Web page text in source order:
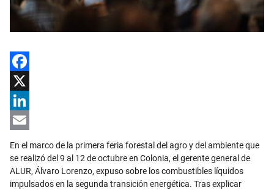
Facebook
X
LinkedIn
Email
En el marco de la primera feria forestal del agro y del ambiente que
se realizó del 9 al 12 de octubre en Colonia, el gerente general de
ALUR, Álvaro Lorenzo, expuso sobre los combustibles líquidos
impulsados en la segunda transición energética. Tras explicar